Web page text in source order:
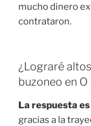
mucho dinero
contrataron.
¿Lograré
buzoneo en
La respuesta
gracias a la